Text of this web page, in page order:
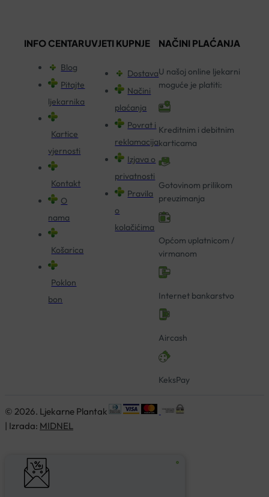
INFO CENTAR
Blog
Pitajte
ljekarnika
Kartice
vjernosti
Kontakt
O
nama
Košarica
Poklon
bon
UVJETI KUPNJE
Dostava
Načini
plaćanja
Povrat i
reklamacija
Izjava o
privatnosti
Pravila
o
kolačićima
NAČINI PLAĆANJA
U našoj online ljekarni
moguće je platiti:
Kreditnim i debitnim
karticama
Gotovinom prilikom
preuzimanja
Općom uplatnicom /
virmanom
Internet bankarstvo
Aircash
KeksPay
© 2026. Ljekarne Plantak
| Izrada: MIDNEL